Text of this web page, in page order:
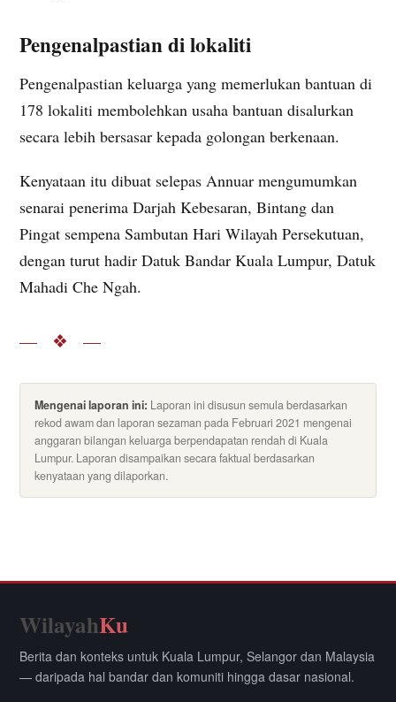
Pengenalpastian di lokaliti
Pengenalpastian keluarga yang memerlukan bantuan di
178 lokaliti membolehkan usaha bantuan disalurkan
secara lebih bersasar kepada golongan berkenaan.
Kenyataan itu dibuat selepas Annuar mengumumkan
senarai penerima Darjah Kebesaran, Bintang dan
Pingat sempena Sambutan Hari Wilayah Persekutuan,
dengan turut hadir Datuk Bandar Kuala Lumpur, Datuk
Mahadi Che Ngah.
— ❖ —
Mengenai laporan ini: Laporan ini disusun semula berdasarkan
rekod awam dan laporan sezaman pada Februari 2021 mengenai
anggaran bilangan keluarga berpendapatan rendah di Kuala
Lumpur. Laporan disampaikan secara faktual berdasarkan
kenyataan yang dilaporkan.
WilayahKu
Berita dan konteks untuk Kuala Lumpur, Selangor dan Malaysia
— daripada hal bandar dan komuniti hingga dasar nasional.